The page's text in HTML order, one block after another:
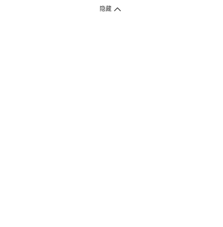
1. 送货到府（受卫生署条例规管产品除外 ）
隐藏